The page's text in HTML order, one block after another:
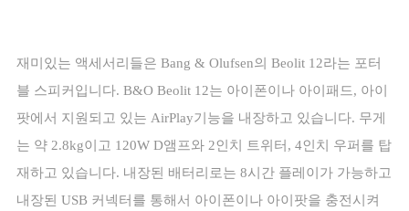
재미있는 액세서리들은 Bang & Olufsen의 Beolit 12라는 포터
블 스피커입니다. B&O Beolit 12는 아이폰이나 아이패드, 아이
팟에서 지원되고 있는 AirPlay기능을 내장하고 있습니다. 무게
는 약 2.8kg이고 120W D앰프와 2인치 트위터 , 4인치 우퍼를 탑
재하고 있습니다. 내장된 배터리로는 8시간 플레이가 가능하고
내장된 USB 커넥터를 통해서 아이폰이나 아이팟을 충전시켜